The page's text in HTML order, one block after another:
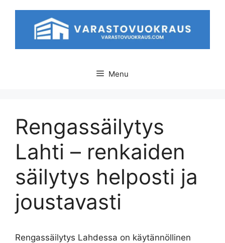
Menu
Rengassäilytys
Lahti – renkaiden
säilytys helposti ja
joustavasti
Rengassäilytys Lahdessa on käytännöllinen